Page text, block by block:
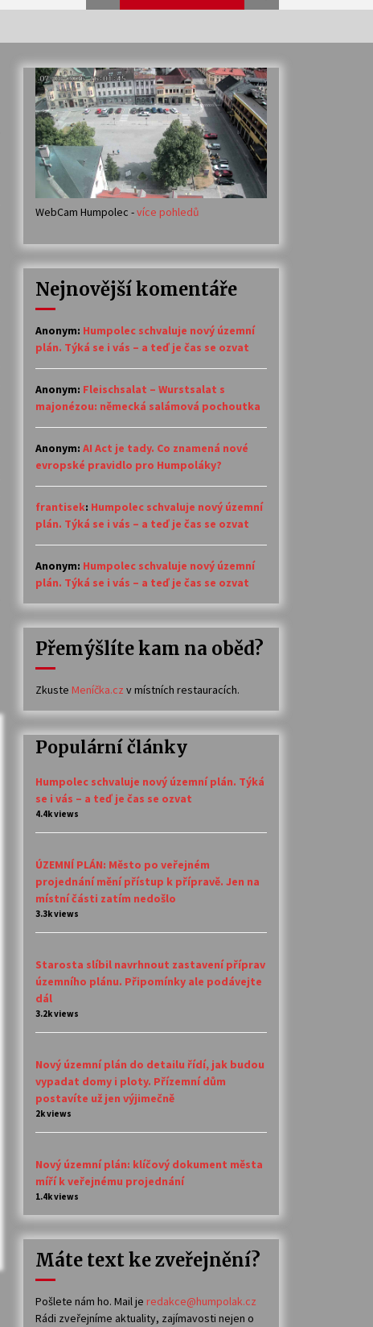
Veselí muzikanti
30. 7. 2026
Votavžatský ploty
23. 7. 2026
14. 7. 2026
30. 6. 2026
WebCam Humpolec -více pohledů
Nejnovější komentáře
Anonym: Humpolec schvaluje nový územní
plán. Týká se i vás – a teď je čas se ozvat
Anonym: Fleischsalat – Wurstsalat s
majonézou: německá salámová pochoutka
Anonym: AI Act je tady. Co znamená nové
evropské pravidlo pro Humpoláky?
frantisek: Humpolec schvaluje nový územní
plán. Týká se i vás – a teď je čas se ozvat
Anonym: Humpolec schvaluje nový územní
plán. Týká se i vás – a teď je čas se ozvat
Přemýšlíte kam na oběd?
Zkuste Meníčka.cz v místních restauracích.
Populární články
Humpolec schvaluje nový územní plán. Týká
se i vás – a teď je čas se ozvat
4.4k views
ÚZEMNÍ PLÁN: Město po veřejném
projednání mění přístup k přípravě. Jen na
místní části zatím nedošlo
3.3k views
Starosta slíbil navrhnout zastavení příprav
územního plánu. Připomínky ale podávejte
dál
3.2k views
Nový územní plán do detailu řídí, jak budou
vypadat domy i ploty. Přízemní dům
postavíte už jen výjimečně
2k views
Nový územní plán: klíčový dokument města
míří k veřejnému projednání
1.4k views
Máte text ke zveřejnění?
Pošlete nám ho. Mail je redakce@humpolak.cz
Rádi zveřejníme aktuality, zajímavosti nejen o